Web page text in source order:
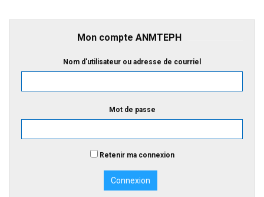
Mon compte ANMTEPH
Nom d'utilisateur ou adresse de courriel
Mot de passe
Retenir ma connexion